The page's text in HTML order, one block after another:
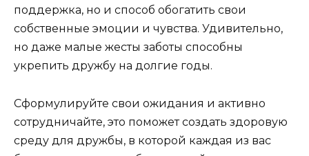
поддержка, но и способ обогатить свои
собственные эмоции и чувства. Удивительно,
но даже малые жесты заботы способны
укрепить дружбу на долгие годы.
Сформулируйте свои ожидания и активно
сотрудничайте, это поможет создать здоровую
среду для дружбы, в которой каждая из вас